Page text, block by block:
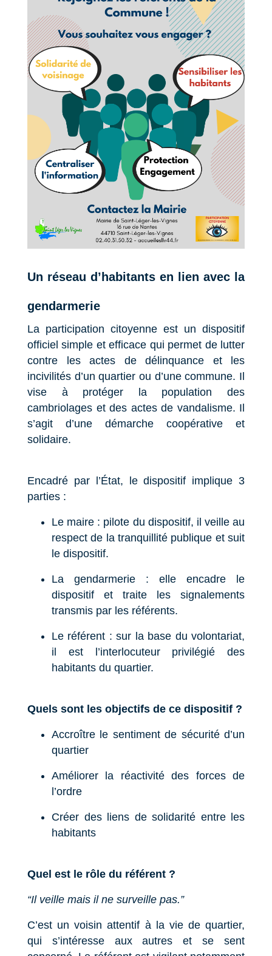
Un réseau d’habitants en lien avec la
gendarmerie
La participation citoyenne est un dispositif
officiel simple et efficace qui permet de lutter
contre les actes de délinquance et les
incivilités d’un quartier ou d’une commune. Il
vise à protéger la population des
cambriolages et des actes de vandalisme. Il
s’agit d’une démarche coopérative et
solidaire.
Encadré par l’État, le dispositif implique 3
parties :
Le maire : pilote du dispositif, il veille au
respect de la tranquillité publique et suit
le dispositif.
La gendarmerie : elle encadre le
dispositif et traite les signalements
transmis par les référents.
Le référent : sur la base du volontariat,
il est l’interlocuteur privilégié des
habitants du quartier.
Quels sont les objectifs de ce dispositif ?
Accroître le sentiment de sécurité d’un
quartier
Améliorer la réactivité des forces de
l’ordre
Créer des liens de solidarité entre les
habitants
Quel est le rôle du référent ?
“Il veille mais il ne surveille pas.”
C’est un voisin attentif à la vie de quartier,
qui s’intéresse aux autres et se sent